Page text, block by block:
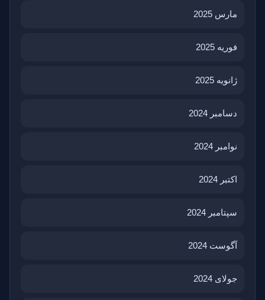
مارس 2025
فوریه 2025
ژانویه 2025
دسامبر 2024
نوامبر 2024
اکتبر 2024
سپتامبر 2024
آگوست 2024
جولای 2024